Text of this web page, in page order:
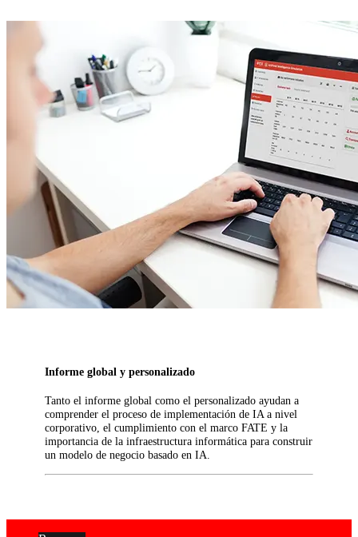
Informe global y personalizado
Tanto el informe global como el personalizado ayudan a
comprender el proceso de implementación de IA a nivel
corporativo, el cumplimiento con el marco FATE y la
importancia de la infraestructura informática para construir
un modelo de negocio basado en IA.